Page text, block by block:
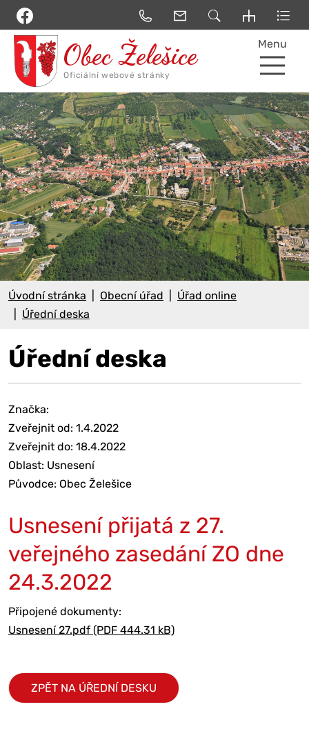
Menu
Úvodní stránka Obecní úřad
Úřad online
Úřední deska
Úřední deska
Značka:
Zveřejnit od: 1.4.2022
Zveřejnit do: 18.4.2022
Oblast: Usnesení
Původce: Obec Želešice
Usnesení přijatá z 27.
veřejného zasedání ZO dne
24.3.2022
Připojené dokumenty:
Usnesení 27.pdf (PDF 444.31 kB)
ZPĚT NA ÚŘEDNÍ DESKU